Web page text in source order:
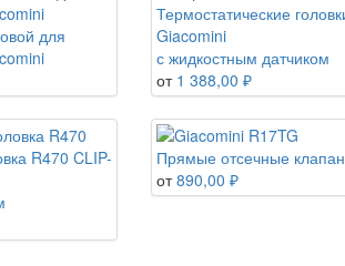
для
Термостатические
Giacomini
с жидкостным датчиком
от 1 388,00 ₽
R470 CLIP-
Прямые отсечные
от 890,00 ₽